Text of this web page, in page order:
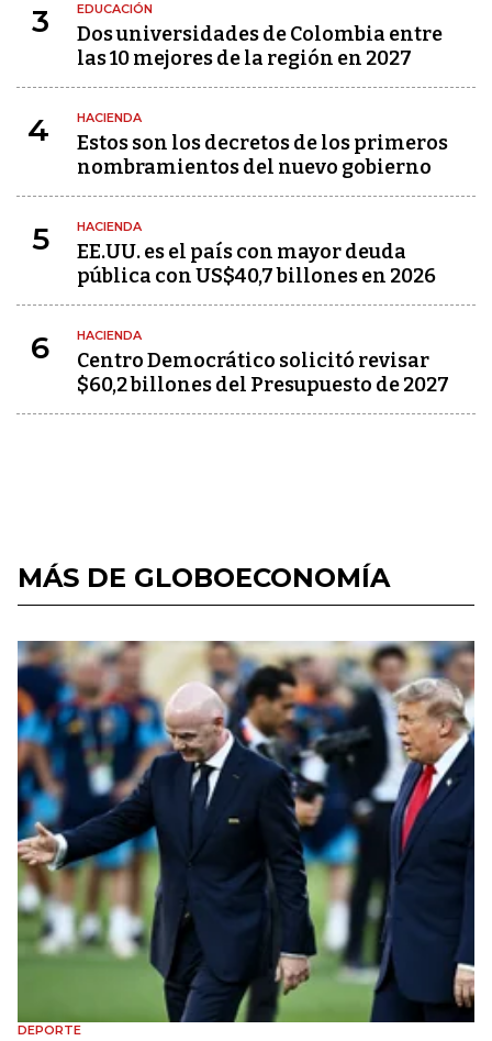
3 EDUCACIÓN
Dos universidades de Colombia entre
las 10 mejores de la región en 2027
4 HACIENDA
Estos son los decretos de los primeros
nombramientos del nuevo gobierno
5 HACIENDA
EE.UU. es el país con mayor deuda
pública con US$40,7 billones en 2026
6 HACIENDA
Centro Democrático solicitó revisar
$60,2 billones del Presupuesto de 2027
MÁS DE GLOBOECONOMÍA
DEPORTE